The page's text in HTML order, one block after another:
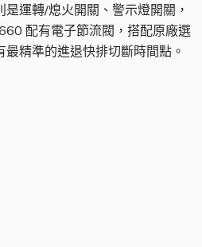
運轉/熄火開關、警示燈開關，
配有電子節流閥，搭配原廠選
精準的進退快排切斷時間點。